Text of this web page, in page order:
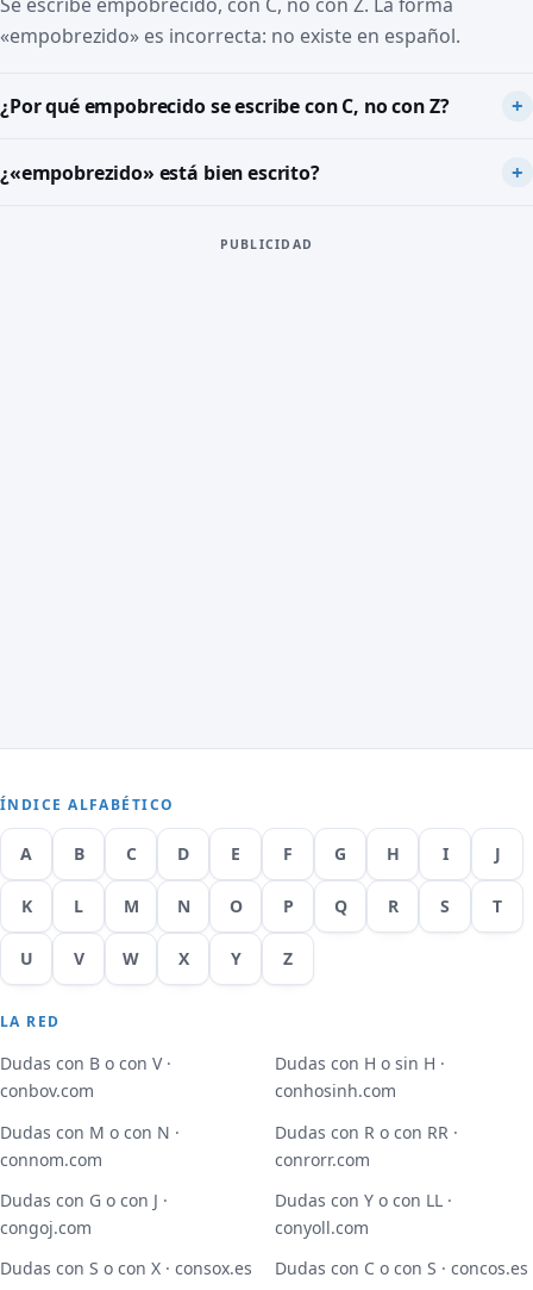
«empobrezido» es incorrecta: no existe en español.
¿Por qué empobrecido se escribe con C, no con Z?
¿«empobrezido» está bien escrito?
PUBLICIDAD
ÍNDICE ALFABÉTICO
A B C D E F G H I J
K L M N O P Q R S T
U V W X Y Z
LA RED
Dudas con B o con V ·
conbov.com
Dudas con H o sin H ·
conhosinh.com
Dudas con M o con N ·
connom.com
Dudas con R o con RR ·
conrorr.com
Dudas con G o con J ·
congoj.com
Dudas con Y o con LL ·
conyoll.com
Dudas con S o con X · consox.es
Dudas con C o con S · concos.es